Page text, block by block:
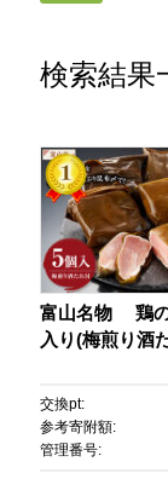
検索結果
富山名物 鶏
入り(梅煎り酒
交換pt:
参考寄附額:
管理番号: